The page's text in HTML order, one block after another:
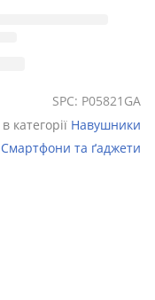
SPC: P05821GA
категорії Навушники
Смартфони та ґаджети